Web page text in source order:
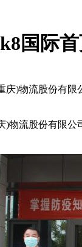
国际
)物流股份有
物流股份有限